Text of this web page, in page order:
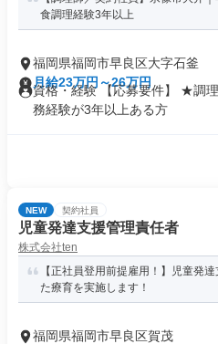
食調理経験3年以上
福岡県福岡市早良区大字石釜
月給23万円～26万円
資格・経験 【応募要件】 ★調
務経験が3年以上ある方
NEW 契約社員
児童発達支援管理責任者
株式会社ten
【正社員登用前提雇用！】児童発
た療育を実施します！
福岡県福岡市早良区賀茂